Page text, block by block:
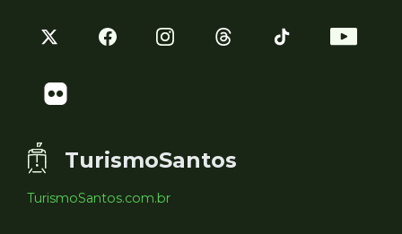
TurismoSantos
TurismoSantos.com.br